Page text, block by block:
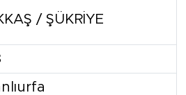
/ ŞÜKRİYE